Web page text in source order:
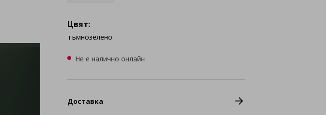
Цвят:
тъмнозелено
Не е налично онлайн
Доставка